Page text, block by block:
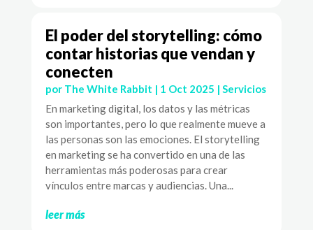
El poder del storytelling: cómo
contar historias que vendan y
conecten
por The White Rabbit | 1 Oct 2025 | Servicios
En marketing digital, los datos y las métricas
son importantes, pero lo que realmente mueve a
las personas son las emociones. El storytelling
en marketing se ha convertido en una de las
herramientas más poderosas para crear
vínculos entre marcas y audiencias. Una...
leer más